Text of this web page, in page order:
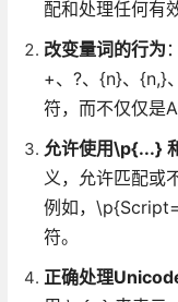
配和处理任何有
改变量词的行为
+、?、{n}、{n,}
符，而不仅仅是
允许使用\p{...}
义，允许匹配或
例如，
符。
正确处理